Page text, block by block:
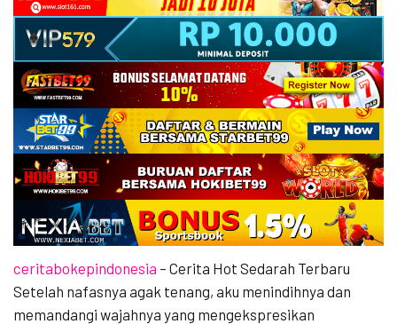
ceritabokepindonesia – Cerita Hot Sedarah Terbaru
Setelah nafasnya agak tenang, aku menindihnya dan
memandangi wajahnya yang mengekspresikan